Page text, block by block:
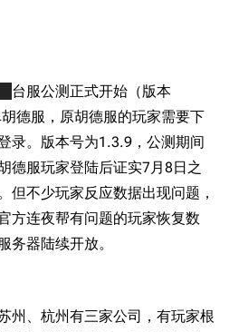
台服公测正式开始（版本
德服，原胡德服的玩家需要下
录。版本号为1.3.9，公测期间
德服玩家登陆后证实7月8日之
但不少玩家反应数据出现问题，
方连夜帮有问题的玩家恢复数
务器陆续开放。
州、杭州有三家公司，有玩家根